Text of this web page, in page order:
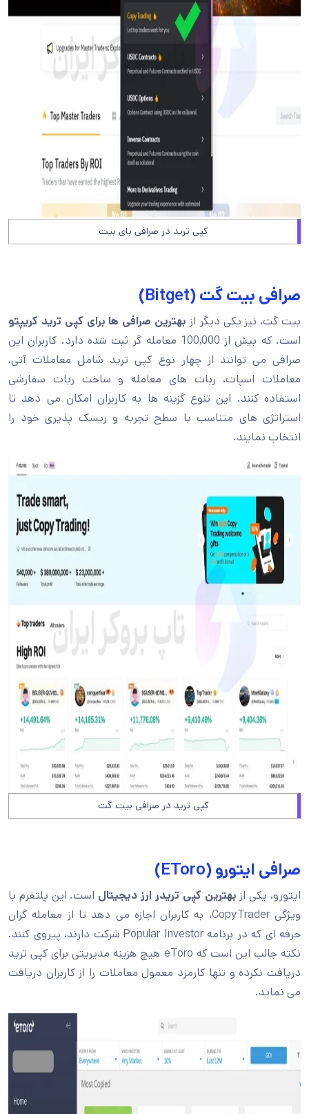
کپی ترید در صرافی بای بیت
صرافی بیت گت (Bitget)
بیت گت، نیز یکی دیگر از بهترین صرافی ها برای کپی ترید کریپتو
است. که بیش از 100,000 معامله گر ثبت شده دارد. کاربران این
صرافی می توانند از چهار نوع کپی ترید شامل معاملات آتی،
معاملات اسپات، ربات های معامله و ساخت ربات سفارشی
استفاده کنند. این تنوع گزینه ها به کاربران امکان می دهد تا
استراتژی های متناسب با سطح تجربه و ریسک پذیری خود را
انتخاب نمایند.
کپی ترید در صرافی بیت گت
صرافی ایتورو (EToro)
ایتورو، یکی از بهترین کپی تریدر ارز دیجیتال است. این پلتفرم با
ویژگی CopyTrader، به کاربران اجازه می دهد تا از معامله گران
حرفه ای که در برنامه Popular Investor شرکت دارند، پیروی کنند.
نکته جالب این است که eToro هیچ هزینه مدیریتی برای کپی ترید
دریافت نکرده و تنها کارمزد معمول معاملات را از کاربران دریافت
می نماید.